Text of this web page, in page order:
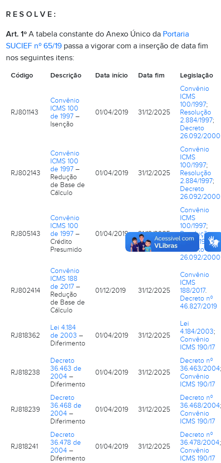
R E S O L V E :
Art. 1º A tabela constante do Anexo Único da Portaria
SUCIEF nº 65/19 passa a vigorar com a inserção de data fim
nos seguintes itens:
Código Descrição Data início Data fim Legislação
RJ801143
Convênio
ICMS 100
de 1997 –
Isenção
01/04/2019 31/12/2025
Convênio
ICMS
100/1997;
Resolução
2.884/1997;
Decreto
26.092/2000
RJ802143
Convênio
ICMS 100
de 1997 –
Redução
de Base de
Cálculo
01/04/2019 31/12/2025
Convênio
ICMS
100/1997;
Resolução
2.884/1997;
Decreto
26.092/2000
RJ805143
Convênio
ICMS 100
de 1997 –
Crédito
Presumido
01/04/2019 31/12/2025
Convênio
ICMS
100/1997;
Resolução
2.884/1997;
Decreto
26.092/2000
RJ802414
Convênio
ICMS 188
de 2017 –
Redução
de Base de
Cálculo
01/12/2019 31/12/2025
Convênio
ICMS
188/2017.
Decreto nº
46.827/2019
RJ818362
Lei 4.184
de 2003 –
Diferimento
01/04/2019 31/12/2025
Lei
4.184/2003;
Convênio
ICMS 190/17
RJ818238
Decreto
36.463 de
2004 –
Diferimento
01/04/2019 31/12/2025
Decreto nº
36.463/2004;
Convênio
ICMS 190/17
RJ818239
Decreto
36.468 de
2004 –
Diferimento
01/04/2019 31/12/2025
Decreto nº
36.468/2004;
Convênio
ICMS 190/17
RJ818241
Decreto
36.478 de
2004 –
Diferimento
01/04/2019 31/12/2025
Decreto nº
36.478/2004;
Convênio
ICMS 190/17